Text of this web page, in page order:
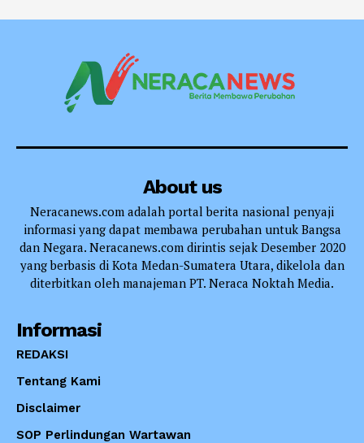
About us
Neracanews.com adalah portal berita nasional penyaji
informasi yang dapat membawa perubahan untuk Bangsa
dan Negara. Neracanews.com dirintis sejak Desember 2020
yang berbasis di Kota Medan-Sumatera Utara, dikelola dan
diterbitkan oleh manajeman PT. Neraca Noktah Media.
Informasi
REDAKSI
Tentang Kami
Disclaimer
SOP Perlindungan Wartawan